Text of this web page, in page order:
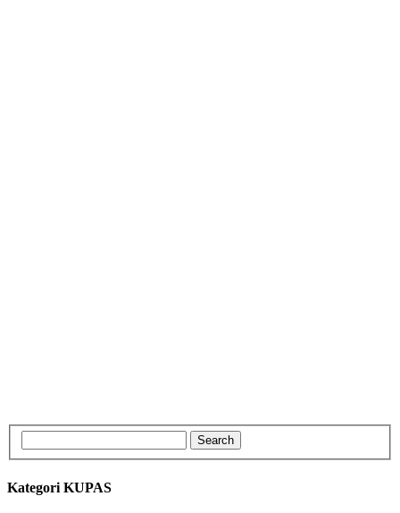
Kategori KUPAS